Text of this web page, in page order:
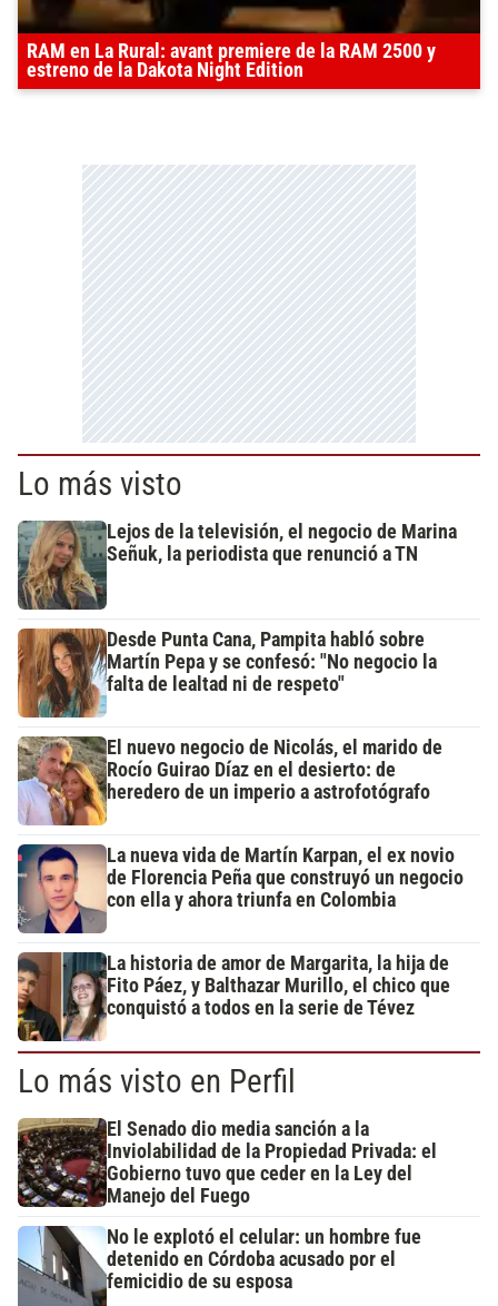
RAM en La Rural: avant premiere de la RAM 2500 y
estreno de la Dakota Night Edition
Lo más visto
Lejos de la televisión, el negocio de Marina
Señuk, la periodista que renunció a TN
Desde Punta Cana, Pampita habló sobre
Martín Pepa y se confesó: "No negocio la
falta de lealtad ni de respeto"
El nuevo negocio de Nicolás, el marido de
Rocío Guirao Díaz en el desierto: de
heredero de un imperio a astrofotógrafo
La nueva vida de Martín Karpan, el ex novio
de Florencia Peña que construyó un negocio
con ella y ahora triunfa en Colombia
La historia de amor de Margarita, la hija de
Fito Páez, y Balthazar Murillo, el chico que
conquistó a todos en la serie de Tévez
Lo más visto en Perfil
El Senado dio media sanción a la
Inviolabilidad de la Propiedad Privada: el
Gobierno tuvo que ceder en la Ley del
Manejo del Fuego
No le explotó el celular: un hombre fue
detenido en Córdoba acusado por el
femicidio de su esposa